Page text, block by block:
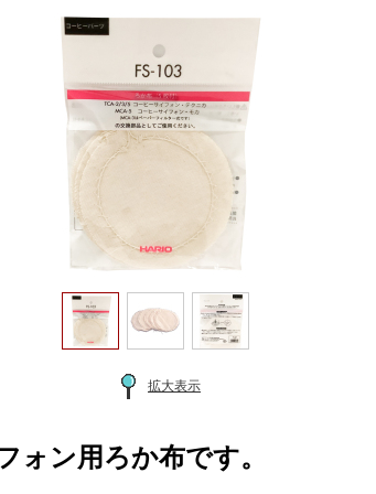
拡大表示
ォン用ろか布です。